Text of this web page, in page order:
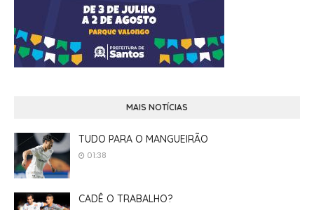
MAIS NOTÍCIAS
TUDO PARA O MANGUEIRÃO
01:38
CADÊ O TRABALHO?